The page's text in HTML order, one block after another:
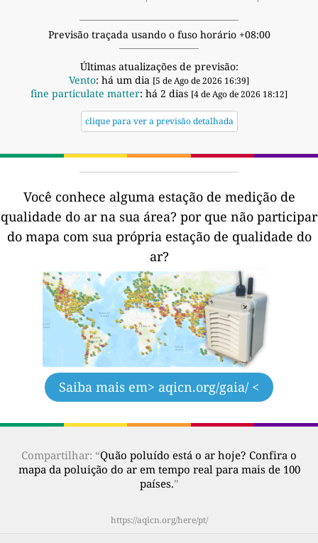
Previsão traçada usando o fuso horário +08:00
Últimas atualizações de previsão:
Vento: há um dia [5 de Ago de 2026 16:39]
fine particulate matter: há 2 dias [4 de Ago de 2026 18:12]
clique para ver a previsão detalhada
Você conhece alguma estação de medição de
qualidade do ar na sua área? por que não participar
do mapa com sua própria estação de qualidade do
ar?
Saiba mais em> aqicn.org/gaia/ <
Compartilhar: “Quão poluído está o ar hoje? Confira o
mapa da poluição do ar em tempo real para mais de 100
países.”
https://aqicn.org/here/pt/